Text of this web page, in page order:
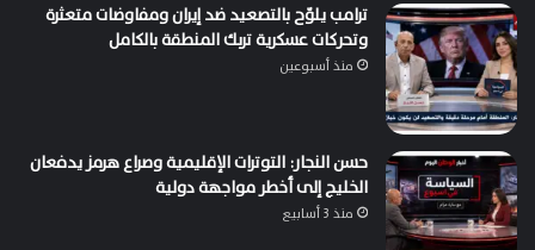
ترامب يلوّح بالتصعيد ضد إيران ومفاوضات متعثرة
وتحركات عسكرية تربك المنطقة بالكامل
منذ أسبوعين
حسن النجار: التوترات الإقليمية وصراع هرمز يدفعان
الخليج إلى أخطر مواجهة دولية
منذ 3 أسابيع